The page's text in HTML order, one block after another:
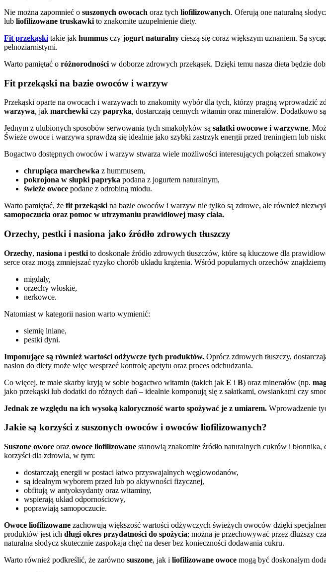
Nie można zapomnieć o suszonych owocach oraz tych liofilizowanych. Oferują one naturalną
lub liofilizowane truskawki to znakomite uzupełnienie diety.
Fit przekąski takie jak hummus czy jogurt naturalny cieszą się coraz większym uznaniem. Są
pełnoziarnistymi.
Warto pamiętać o różnorodności w doborze zdrowych przekąsek. Dzięki temu nasza dieta będzie
Fit przekąski na bazie owoców i warzyw
Przekąski oparte na owocach i warzywach to znakomity wybór dla tych, którzy pragną wprowadzić
warzywa, jak marchewki czy papryka, dostarczają cennych witamin oraz minerałów. Dodatkowo
Jednym z ulubionych sposobów serwowania tych smakołyków są sałatki owocowe i warzywne.
Świeże owoce i warzywa sprawdzą się idealnie jako szybki zastrzyk energii przed treningiem lub
Bogactwo dostępnych owoców i warzyw stwarza wiele możliwości interesujących połączeń
chrupiąca marchewka z hummusem,
pokrojona w słupki papryka podana z jogurtem naturalnym,
świeże owoce podane z odrobiną miodu.
Warto pamiętać, że fit przekąski na bazie owoców i warzyw nie tylko są zdrowe, ale również
samopoczucia oraz pomoc w utrzymaniu prawidłowej masy ciała.
Orzechy, pestki i nasiona jako źródło zdrowych tłuszczy
Orzechy, nasiona i pestki to doskonałe źródło zdrowych tłuszczów, które są kluczowe dla
serce oraz mogą zmniejszać ryzyko chorób układu krążenia. Wśród popularnych orzechów
migdały,
orzechy włoskie,
nerkowce.
Natomiast w kategorii nasion warto wymienić:
siemię lniane,
pestki dyni.
Imponujące są również wartości odżywcze tych produktów. Oprócz zdrowych tłuszczy,
nasion do diety może więc wesprzeć kontrolę apetytu oraz proces odchudzania.
Co więcej, te małe skarby kryją w sobie bogactwo witamin (takich jak E i B) oraz minerałów (np.
jako przekąski lub dodatki do różnych dań – idealnie komponują się z sałatkami, owsiankami czy
Jednak ze względu na ich wysoką kaloryczność warto spożywać je z umiarem. Wprowadzenie
Jakie są korzyści z suszonych owoców i owoców liofilizowanych?
Suszone owoce oraz owoce liofilizowane stanowią znakomite źródło naturalnych cukrów i
korzyści dla zdrowia, w tym:
dostarczają energii w postaci łatwo przyswajalnych węglowodanów,
są idealnym wyborem przed lub po aktywności fizycznej,
obfitują w antyoksydanty oraz witaminy,
wspierają układ odpornościowy,
poprawiają samopoczucie.
Owoce liofilizowane zachowują większość wartości odżywczych świeżych owoców dzięki
produktów jest ich długi okres przydatności do spożycia; można je przechowywać przez dłuższy
naturalna słodycz skutecznie zaspokaja chęć na deser bez konieczności dodawania cukru.
Warto również podkreślić, że zarówno suszone, jak i liofilizowane owoce mogą być doskonałym